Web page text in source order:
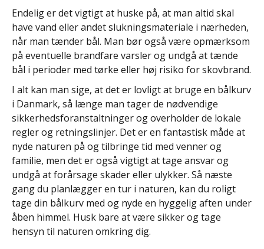
Endelig er det vigtigt at huske på, at man altid skal
have vand eller andet slukningsmateriale i nærheden,
når man tænder bål. Man bør også være opmærksom
på eventuelle brandfare varsler og undgå at tænde
bål i perioder med tørke eller høj risiko for skovbrand.
I alt kan man sige, at det er lovligt at bruge en bålkurv
i Danmark, så længe man tager de nødvendige
sikkerhedsforanstaltninger og overholder de lokale
regler og retningslinjer. Det er en fantastisk måde at
nyde naturen på og tilbringe tid med venner og
familie, men det er også vigtigt at tage ansvar og
undgå at forårsage skader eller ulykker. Så næste
gang du planlægger en tur i naturen, kan du roligt
tage din bålkurv med og nyde en hyggelig aften under
åben himmel. Husk bare at være sikker og tage
hensyn til naturen omkring dig.